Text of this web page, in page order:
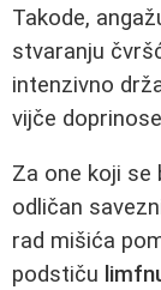
Takode,
stvaranju
intenzivno
vijče
Za one koji se
odličan
rad mišića
podstiču